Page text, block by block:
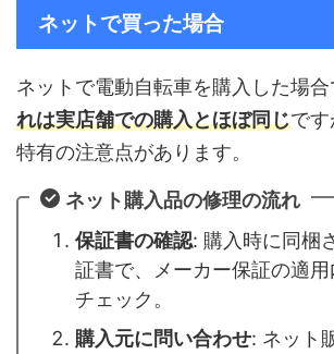
ネットで買った場合
ネットで電動自転車を購入した場合
れは実店舗での購入とほぼ同じで
特有の注意点があります。
ネット購入品の修理の流れ
保証書の確認: 購入時に同梱
証書で、メーカー保証の適
チェック。
購入元に問い合わせ: ネット